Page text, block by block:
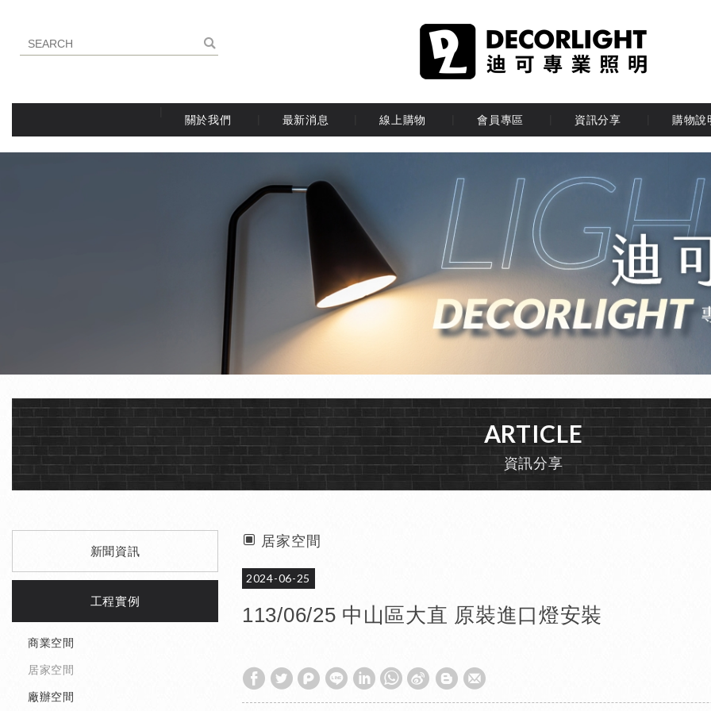
關於我們 最新消息 線上購物 會員專區 資訊分享 購物說
ARTICLE
資訊分享
新聞資訊
工程實例
商業空間
居家空間
廠辦空間
居家空間
2024-06-25
113/06/25 中山區大直 原裝進口燈安裝
W
h
S
i